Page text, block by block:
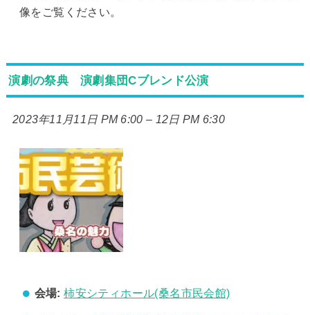
像をご覧ください。
演劇の祭典 演劇集団Cブレンド公演
2023年11月11日 PM 6:00 – 12日 PM 6:30
会場: 柿安シティホール(桑名市民会館)